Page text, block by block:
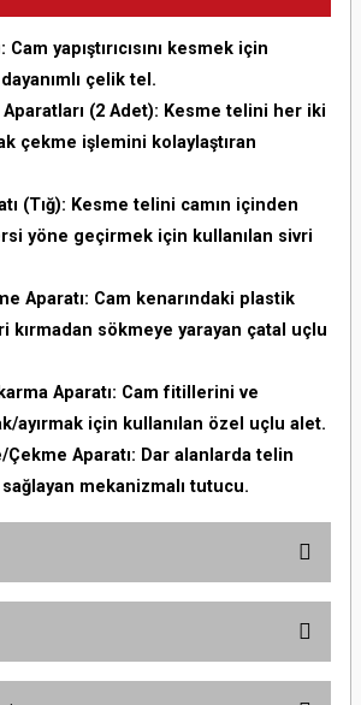
yapıştırıcısını kesmek için
çelik tel.
Aparatları (2 Adet): Kesme telini her iki
çekme işlemini kolaylaştıran
(Tığ): Kesme telini camın içinden
yöne geçirmek için kullanılan sivri
Aparatı: Cam kenarındaki plastik
sökmeye yarayan çatal uçlu
Aparatı: Cam fitillerini ve
ayırmak için kullanılan özel uçlu alet.
Çekme Aparatı: Dar alanlarda telin
mekanizmalı tutucu.